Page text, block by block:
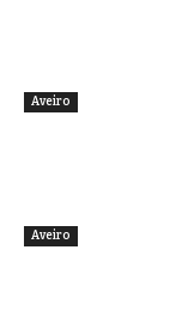
Aveiro
Aveiro